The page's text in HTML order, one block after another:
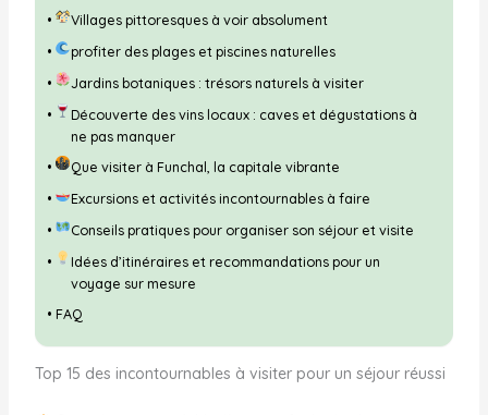
Villages pittoresques à voir absolument
profiter des plages et piscines naturelles
Jardins botaniques : trésors naturels à visiter
Découverte des vins locaux : caves et dégustations à
ne pas manquer
Que visiter à Funchal, la capitale vibrante
Excursions et activités incontournables à faire
Conseils pratiques pour organiser son séjour et visite
Idées d’itinéraires et recommandations pour un
voyage sur mesure
FAQ
Top 15 des incontournables à visiter pour un séjour réussi